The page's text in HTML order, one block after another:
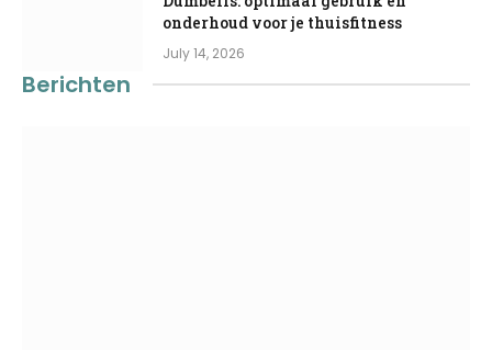
onderhoud voor je thuisfitness
July 14, 2026
Berichten